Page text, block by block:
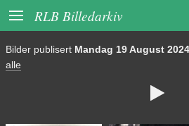
 RLB Billedarkiv
Bilder publisert Mandag 19 August 2024
alle
